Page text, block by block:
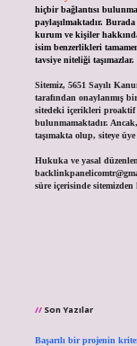
hiçbir bağlantısı
paylaşılmaktadır.
kurum ve kişiler
isim benzerlikleri
tavsiye niteliği taşımazlar.
Sitemiz, 5651 Sayılı
tarafından onaylanmış
sitedeki içerikleri proaktif
bulunmamaktadır.
taşımakta olup, siteye
Hukuka ve yasal
süre içerisinde sitemizden
Son Yazılar
Başarılı bir projenin